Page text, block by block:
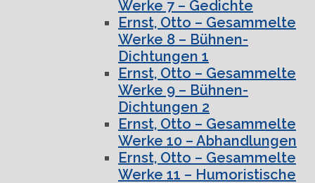
Werke 7 – Gedichte
Ernst, Otto – Gesammelte
Werke 8 – Bühnen-
Dichtungen 1
Ernst, Otto – Gesammelte
Werke 9 – Bühnen-
Dichtungen 2
Ernst, Otto – Gesammelte
Werke 10 – Abhandlungen
Ernst, Otto – Gesammelte
Werke 11 – Humoristische